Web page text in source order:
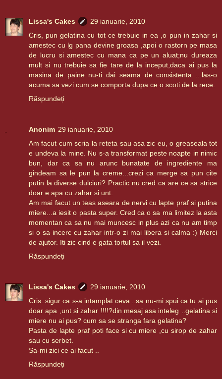
Lissa's Cakes
29 ianuarie, 2010
Cris, pun gelatina cu tot ce trebuie in ea ,o pun in zahar si
amestec cu lg pana devine groasa ,apoi o rastorn pe masa
de lucru si amestec cu mana ca pe un aluat;nu dureaza
mult si nu trebuie sa fie tare de la inceput,daca ai pus la
masina de paine nu-ti dai seama de consistenta ...las-o
acuma sa vezi cum se comporta dupa ce o scoti de la rece.
Răspundeți
Anonim 29 ianuarie, 2010
Am facut cum scria la reteta sau asa zic eu, o greaseala tot
e undeva la mine. Nu s-a transformat peste noapte in nimic
bun, dar ca sa nu arunc bunatate de ingrediente ma
gindeam sa le pun la creme...crezi ca merge sa pun cite
putin la diverse dulciuri? Practic nu cred ca are ce sa strice
doar e apa cu zahar si unt.
Am mai facut un teas aseara de nervi cu lapte praf si putina
miere...a iesit o pasta super. Cred ca o sa ma limitez la asta
momentan ca sa nu mai muncesc in plus azi ca nu am timp
si o sa incerc cu zahar intr-o zi mai libera si calma :) Merci
de ajutor. Iti zic cind e gata tortul sa il vezi.
Răspundeți
Lissa's Cakes
29 ianuarie, 2010
Cris..sigur ca s-a intamplat ceva ..sa nu-mi spui ca tu ai pus
doar apa ,unt si zahar !!!!?din mesaj asa inteleg ..gelatina si
miere nu ai pus? cum sa se stranga fara gelatina?
Pasta de lapte praf poti face si cu miere ,cu sirop de zahar
sau cu serbet.
Sa-mi zici ce ai facut ..
Răspundeți